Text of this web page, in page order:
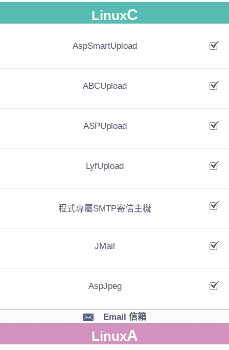
LinuxC
AspSmartUpload
ABCUpload
ASPUpload
LyfUpload
程式專屬SMTP寄信主機
JMail
AspJpeg
Email 信箱
LinuxA